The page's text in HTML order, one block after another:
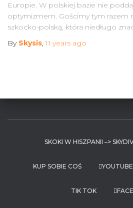
Europie. W polskiej bazie nie
optymizmem. Gościmy tym razem
szkocko-polską, która niedługo
By Skysis,11 years ago
SKOKI W HISZPANII –>
KUP SOBIE COŚ YOUTUBE
TIK TOK